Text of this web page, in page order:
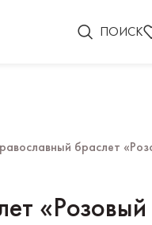
ПОИСК
браслет